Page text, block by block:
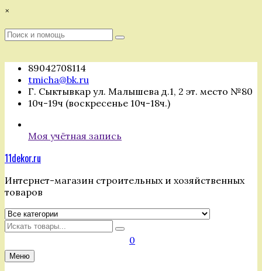
Перейти
содержимому
×
Поиск
Поиск
89042708114
tmicha@bk.ru
Г. Сыктывкар ул. Малышева д.1, 2 эт. место №80
10ч-19ч (воскресенье 10ч-18ч.)
Моя учётная запись
11dekor.ru
Интернет-магазин строительных и хозяйственных
товаров
Искать
0
Меню